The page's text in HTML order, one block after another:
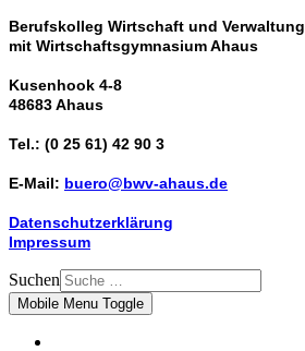
Berufskolleg Wirtschaft und Verwaltung
mit Wirtschaftsgymnasium Ahaus
Kusenhook 4-8
48683 Ahaus
Tel.: (0 25 61) 42 90 3
E-Mail: buero@bwv-ahaus.de
Datenschutzerklärung
Impressum
Suchen
Mobile Menu Toggle